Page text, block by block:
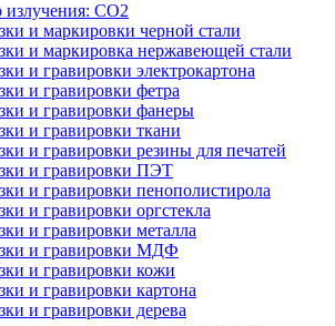
излучения: СО2
и маркировки черной стали
и маркировка нержавеющей стали
и гравировки электрокартона
и гравировки фетра
и гравировки фанеры
и гравировки ткани
и гравировки резины для печатей
и гравировки ПЭТ
и гравировки пенополистирола
и гравировки оргстекла
и гравировки металла
и гравировки МДФ
и гравировки кожи
и гравировки картона
и гравировки дерева